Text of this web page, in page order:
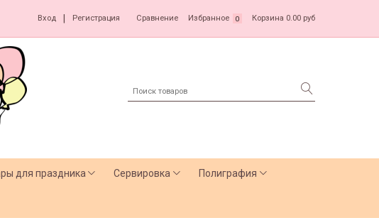
Вход Регистрация Сравнение Избранное 0 Корзина 0.00 руб
для праздника Сервировка Полиграфия